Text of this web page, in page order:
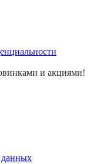
и акциями!
данных